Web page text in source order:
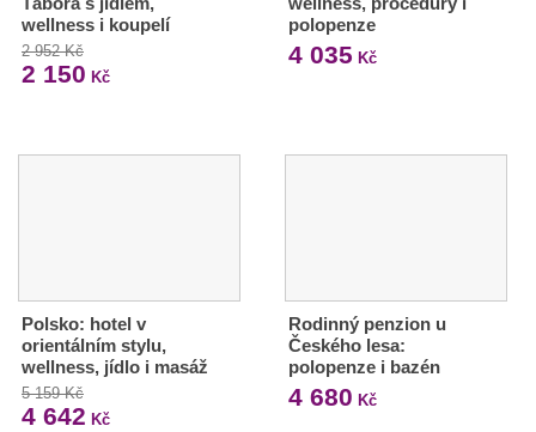
wellness i koupelí
2 952 Kč
2 150 Kč
polopenze
4 035 Kč
Polsko: hotel v
orientálním stylu,
wellness, jídlo i masáž
5 159 Kč
4 642 Kč
Rodinný penzion u
Českého lesa:
polopenze i bazén
4 680 Kč